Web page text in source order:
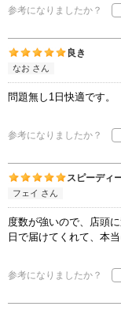
参考になりましたか？
良き
なお さん
問題無し1日快適です。
参考になりましたか？
スピーディ
フェイ さん
度数が強いので、店頭
日で届けてくれて、本当
参考になりましたか？